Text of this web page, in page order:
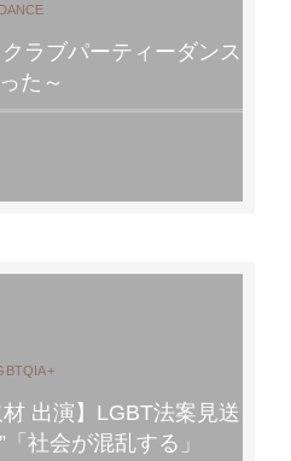
DANCE
ラブパーティーダンス
た～
材 出演】LGBT法案見送
「社会が混乱する」